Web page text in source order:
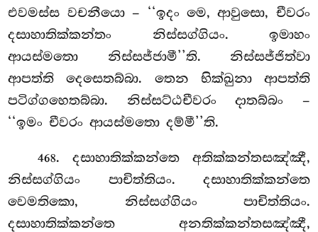
එවමස්ස වචනීයො – ‘‘ඉදං මෙ, ආවුසො, චීවරං
දසාහාතික්කන්තං නිස්සග්ගියං. ඉමාහං
ආයස්මතො නිස්සජ්ජාමී’’ති. නිස්සජ්ජිත්වා
ආපත්ති දෙසෙතබ්බා. තෙන භික්ඛුනා ආපත්ති
පටිග්ගහෙතබ්බා. නිස්සට්ඨචීවරං දාතබ්බං –
‘‘ඉමං චීවරං ආයස්මතො දම්මී’’ති.
468. දසාහාතික්කන්තෙ අතික්කන්තසඤ්ඤී,
නිස්සග්ගියං පාචිත්තියං. දසාහාතික්කන්තෙ
වෙමතිකො, නිස්සග්ගියං පාචිත්තියං.
දසාහාතික්කන්තෙ අනතික්කන්තසඤ්ඤී,